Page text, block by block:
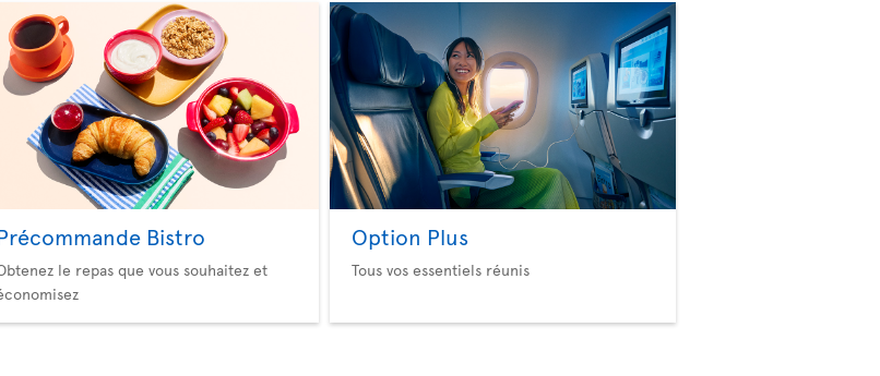
Bistro
le repas que vous souhaitez et
Option Plus
Tous vos essentiels réunis